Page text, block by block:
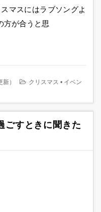
マスにはラブソングよ
方が合うと思
新） クリスマス • イベン
ごすときに聞きた